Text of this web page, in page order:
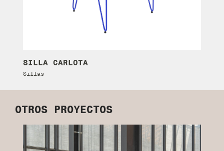
SILLA CARLOTA
Sillas
OTROS PROYECTOS